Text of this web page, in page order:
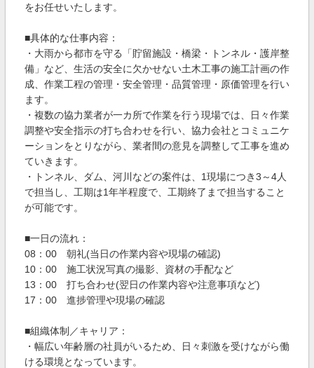
をお任せいたします。
■具体的な仕事内容：
・大雨から都市を守る「貯留施設・橋梁・トンネル・護岸整
備」など、生活の安全に欠かせない土木工事の施工計画の作
成、作業工程の管理・安全管理・品質管理・原価管理を行い
ます。
・複数の協力業者が一カ所で作業を行う現場では、日々作業
調整や安全指示の打ち合わせを行い、協力会社とコミュニケ
ーションをとりながら、業者間の意見を調整して工事を進め
ていきます。
・トンネル、ダム、河川などの案件は、1現場につき3～4人
で担当し、工期は1年半程度で、工期終了まで担当すること
が可能です。
■一日の流れ：
08：00 朝礼(当日の作業内容や現場の確認)
10：00 施工状況写真の撮影、資材の手配など
13：00 打ち合わせ(翌日の作業内容や注意事項など)
17：00 進捗管理や現場の確認
■組織体制／キャリア：
・幅広い年齢層の社員がいるため、日々刺激を受けながら働
ける環境となっています。